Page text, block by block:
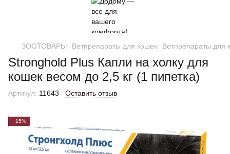
ЗООТОВАРЫ Ветпрепараты для кошек Ветпрепараты для
Stronghold Plus Капли на холку для
кошек весом до 2,5 кг (1 пипетка)
Артикул: 11643 Оставить отзыв
−15%